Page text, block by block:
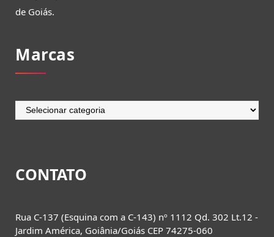
de Goiás.
Marcas
Marcas
CONTATO
Rua C-137 (Esquina com a C-143) nº 1112 Qd. 302 Lt.12 -
Jardim América, Goiânia/Goiás CEP 74275-060